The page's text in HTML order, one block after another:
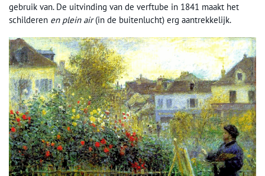
gebruik van. De uitvinding van de verftube in 1841 maakt het
schilderen en plein air(in de buitenlucht) erg aantrekkelijk.